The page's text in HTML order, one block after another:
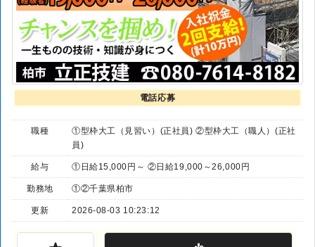
電話応募
職種
①型枠大工（見習い）(正社員) ②型枠大工（職人）(正社
員)
給与 ①日給15,000円～ ②日給19,000～26,000円
勤務地 ①②千葉県柏市
更新 2026-08-03 10:23:12